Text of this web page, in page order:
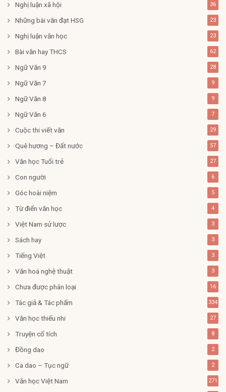
Nghị luận xã hội 36
Những bài văn đạt HSG 23
Nghị luận văn học 23
Bài văn hay THCS 62
Ngữ Văn 9 28
Ngữ Văn 7 9
Ngữ Văn 8 9
Ngữ Văn 6 7
Cuộc thi viết văn 29
Quê hương – Đất nước 57
Văn học Tuổi trẻ 27
Con người 6
Góc hoài niệm 5
Từ điển văn học 4
Việt Nam sử lược 3
Sách hay 3
Tiếng Việt 3
Văn hoá nghệ thuật 3
Chưa được phân loại 16
Tác giả & Tác phẩm 334
Văn học thiếu nhi 27
Truyện cổ tích 8
Đồng dao 2
Ca dao – Tục ngữ 2
Văn học Việt Nam 271